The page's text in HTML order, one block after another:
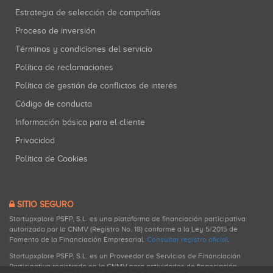
Estrategia de selección de compañías
Proceso de inversión
Términos y condiciones del servicio
Política de reclamaciones
Política de gestión de conflictos de interés
Código de conducta
Información básica para el cliente
Privacidad
Política de Cookies
SITIO SEGURO
Startupxplore PSFP, S.L. es una plataforma de financiación participativa
autorizada por la CNMV (Registro No. 18) conforme a la Ley 5/2015 de
Fomento de la Financiación Empresarial. Consultar registro oficial.
Startupxplore PSFP, S.L. es un Proveedor de Servicios de Financiación
Participativa registrado en la CNMV para actividades de financiación